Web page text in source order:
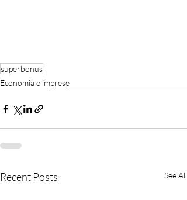
superbonus
Economia e imprese
Recent Posts See All